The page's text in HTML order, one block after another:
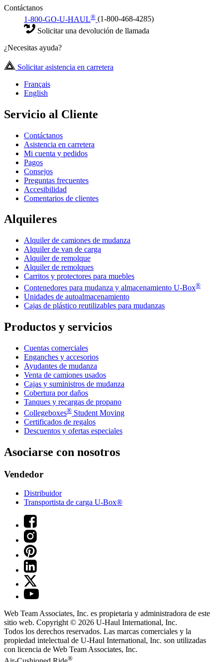
Contáctanos
1-800-GO-U-HAUL® (1-800-468-4285)
Solicitar una devolución de llamada
¿Necesitas ayuda?
Solicitar asistencia en carretera
Français
English
Servicio al Cliente
Contáctanos
Asistencia en carretera
Mi cuenta y pedidos
Pagos
Consejos
Preguntas frecuentes
Accesibilidad
Comentarios de clientes
Alquileres
Alquiler de camiones de mudanza
Alquiler de van de carga
Alquiler de remolque
Alquiler de remolques
Carritos y protectores para muebles
Contenedores para mudanza y almacenamiento U-Box®
Unidades de autoalmacenamiento
Cajas de plástico reutilizables para mudanzas
Productos y servicios
Cuentas comerciales
Enganches y accesorios
Ayudantes de mudanza
Venta de camiones usados
Cajas y suministros de mudanza
Cobertura por daños
Tanques y recargas de propano
Collegeboxes® Student Moving
Certificados de regalos
Descuentos y ofertas especiales
Asociarse con nosotros
Vendedor
Distribuidor
Transportista de carga U-Box®
Web Team Associates, Inc. es propietaria y administradora de este
sitio web. Copyright © 2026 U-Haul International, Inc.
Todos los derechos reservados. Las marcas comerciales y la
propiedad intelectual de U-Haul International, Inc. son utilizadas
con licencia de Web Team Associates, Inc.
®